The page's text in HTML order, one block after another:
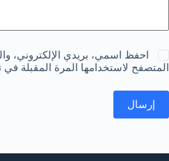
احفظ اسمي، بريدي الإلكتروني،
المتصفح لاستخدامها المرة المقبلة في
إرسال